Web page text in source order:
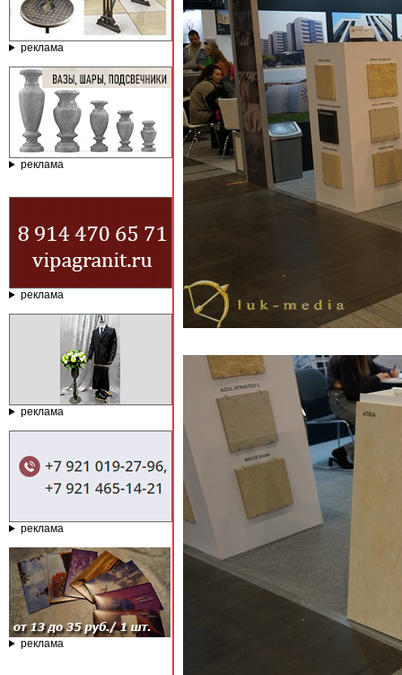
реклама
реклама
реклама
реклама
реклама
реклама